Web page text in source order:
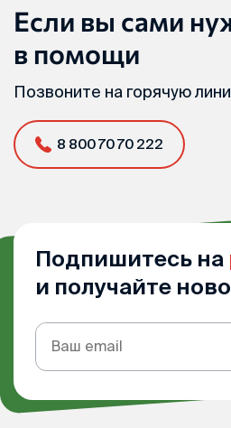
Если вы сами
в помощи
Позвоните на горячую
8 800 70 70 222
Подпишитесь на
и получайте
Подписка
на